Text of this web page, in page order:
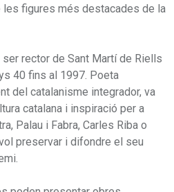
les figures més destacades de la
ser rector de Sant Martí de Riells
40 fins al 1997. Poeta
del catalanisme integrador, va
catalana i inspiració per a
Palau i Fabra, Carles Riba o
preservar i difondre el seu